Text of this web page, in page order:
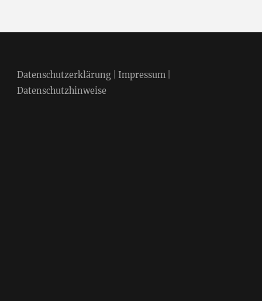
Datenschutzerklärung| Impressum|
Datenschutzhinweise